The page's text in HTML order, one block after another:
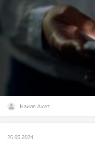
Наиля Ахат
26.05.2024